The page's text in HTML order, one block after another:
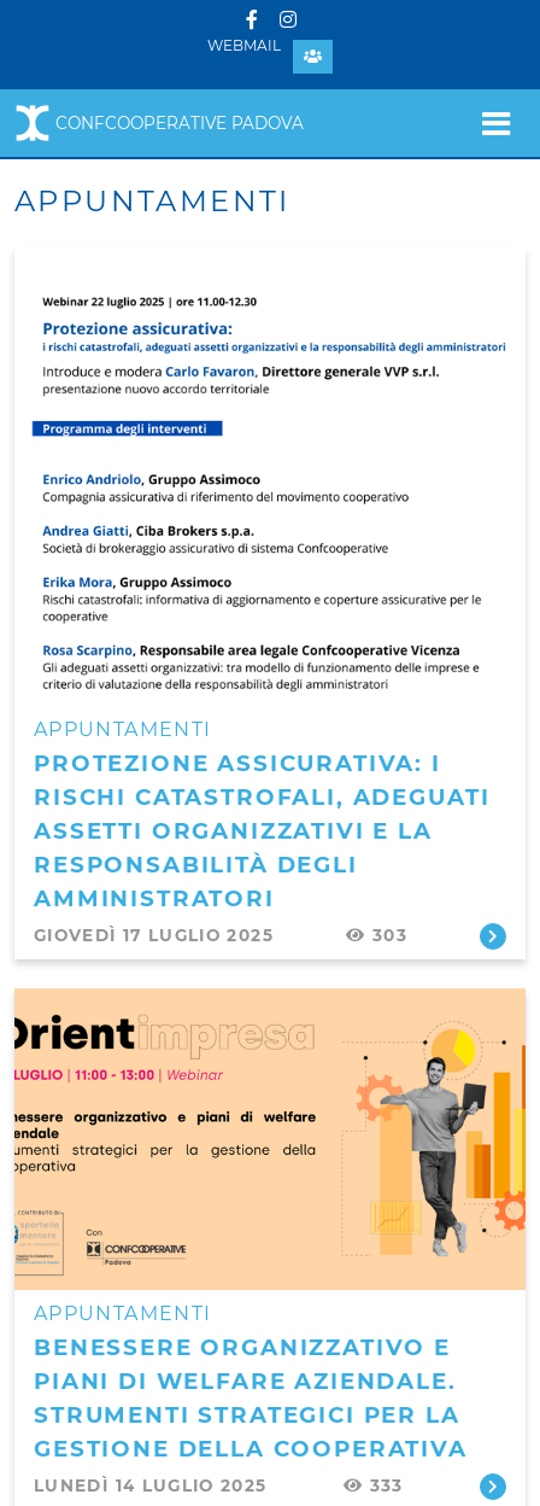
WEBMAIL
CONFCOOPERATIVE PADOVA
APPUNTAMENTI
APPUNTAMENTI
PROTEZIONE ASSICURATIVA: I
RISCHI CATASTROFALI, ADEGUATI
ASSETTI ORGANIZZATIVI E LA
RESPONSABILITÀ DEGLI
AMMINISTRATORI
GIOVEDÌ 17 LUGLIO 2025 303
APPUNTAMENTI
BENESSERE ORGANIZZATIVO E
PIANI DI WELFARE AZIENDALE.
STRUMENTI STRATEGICI PER LA
GESTIONE DELLA COOPERATIVA
LUNEDÌ 14 LUGLIO 2025 333